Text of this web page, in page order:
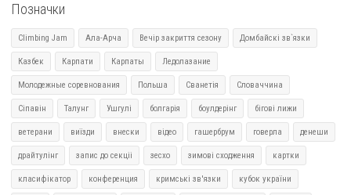
Позначки
Climbing Jam Ала-Арча Вечір закриття сезону Домбайскі зв`язки
Казбек Карпати Карпаты Ледолазание
Молодежные соревнования Польша Сванетія Словаччина
Сіпавін Талунг Ушгулі болгарія боулдерінг бігові лижи
ветерани виїзди внески відео гашербрум говерла денеши
драйтулінг запис до секціі зесхо зимові сходження картки
класифікатор конференция кримські зв'язки кубок україни